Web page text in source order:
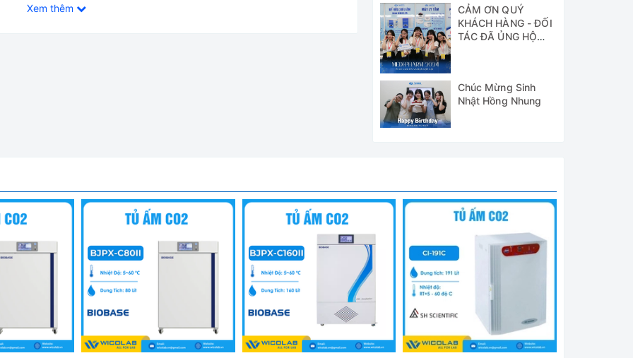
khiển máy vi xử lý, đèn LED hiển thị nhiệt độ, nồng độ CO2, thời gian
gian
CO2 tập trung
độ ẩm cao
vệ sinh.
ổn định hơn và tiêu thụ ít khí CO2 hơn.
Xem thêm
CẢM ƠN QUÝ
KHÁCH HÀNG - ĐỐI
TÁC ĐÃ ỦNG HỘ
Chúc Mừng Sinh
Nhật Hồng Nhung